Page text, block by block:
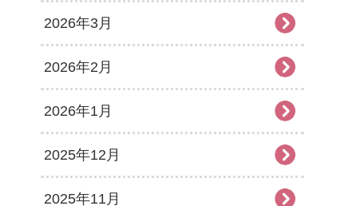
2026年3月
2026年2月
2026年1月
2025年12月
2025年11月